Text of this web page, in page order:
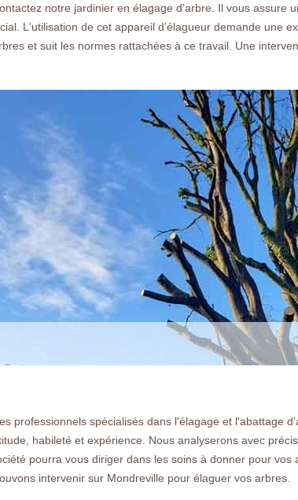
Nos réalisations
notre jardinier en élagage d’arbre. Il vous assure
L'utilisation de cet appareil d’élagueur demande une
et suit les normes rattachées à ce travail. Une
professionnels spécialisés dans l'élagage et l'abattage
habileté et expérience. Nous analyserons avec
pourra vous diriger dans les soins à donner pour
intervenir sur Mondreville pour élaguer vos arbres.